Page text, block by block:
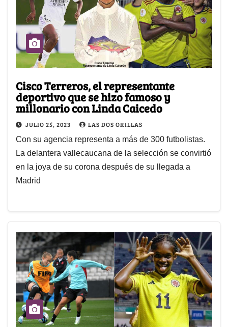
Cisco Terreros, el representante
deportivo que se hizo famoso y
millonario con Linda Caicedo
JULIO 25, 2023 LAS DOS ORILLAS
Con su agencia representa a más de 300 futbolistas.
La delantera vallecaucana de la selección se convirtió
en la joya de su corona después de su llegada a
Madrid